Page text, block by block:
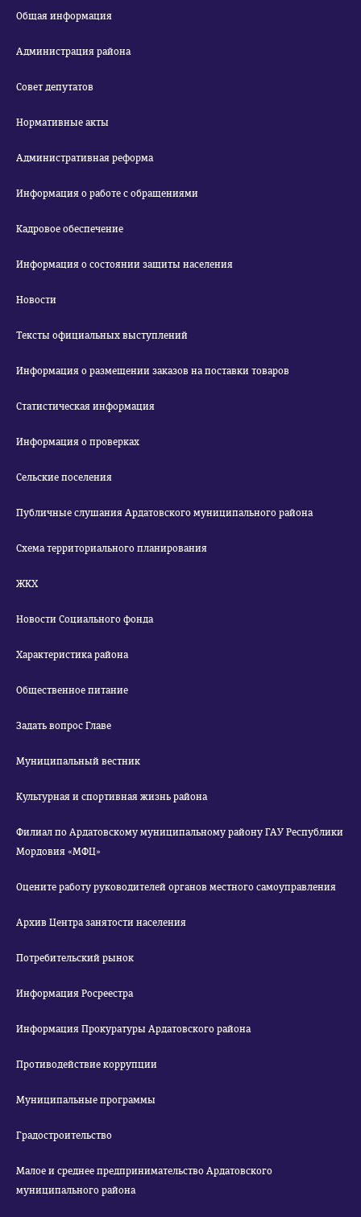
Общая информация
Администрация района
Совет депутатов
Нормативные акты
Административная реформа
Информация о работе с обращениями
Кадровое обеспечение
Информация о состоянии защиты населения
Новости
Тексты официальных выступлений
Информация о размещении заказов на поставки товаров
Статистическая информация
Информация о проверках
Сельские поселения
Публичные слушания Ардатовского муниципального района
Схема территориального планирования
ЖКХ
Новости Социального фонда
Характеристика района
Общественное питание
Задать вопрос Главе
Муниципальный вестник
Культурная и спортивная жизнь района
Филиал по Ардатовскому муниципальному району ГАУ Республики
Мордовия «МФЦ»
Оцените работу руководителей органов местного самоуправления
Архив Центра занятости населения
Потребительский рынок
Информация Росреестра
Информация Прокуратуры Ардатовского района
Противодействие коррупции
Муниципальные программы
Градостроительство
Малое и среднее предпринимательство Ардатовского
муниципального района